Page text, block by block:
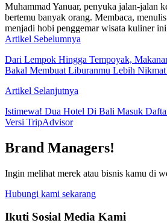
Muhammad Yanuar, penyuka jalan-jalan
bertemu banyak orang. Membaca,
menjadi hobi penggemar wisata kuliner
Artikel Sebelumnya
Dari Lempok Hingga Tempoyak,
Bakal Membuat Liburanmu Lebih
Artikel Selanjutnya
Istimewa! Dua Hotel Di Bali Masuk
Versi TripAdvisor
Brand Managers!
Ingin melihat merek atau bisnis kamu di
Hubungi kami sekarang
Ikuti Sosial Media Kami